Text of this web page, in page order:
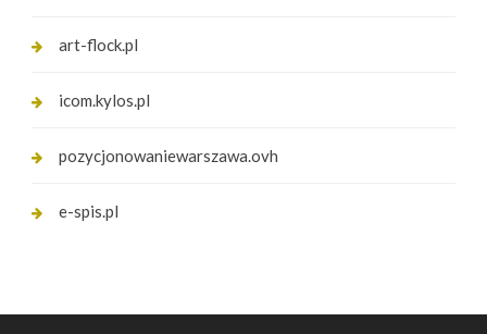
art-flock.pl
icom.kylos.pl
pozycjonowaniewarszawa.ovh
e-spis.pl